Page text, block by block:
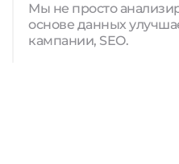
Мы не просто
основе данных
кампании, SEO.